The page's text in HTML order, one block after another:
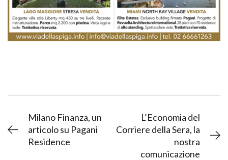
Milano Finanza, un
articolo su Pagani
Residence
L’Economia del
Corriere della Sera, la
nostra
comunicazione